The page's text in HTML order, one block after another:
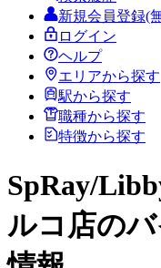
新規会員登録(
ログイン
ヘルプ
エリアから探す
駅から探す
職種から探す
特徴から探す
SpRay/
ルコ店の